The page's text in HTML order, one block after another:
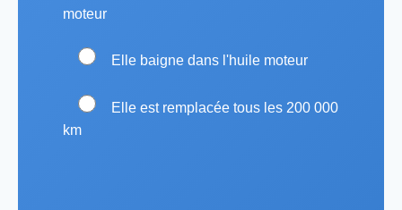
moteur
Elle baigne dans l'huile moteur
Elle est remplacée tous les 200 000
km